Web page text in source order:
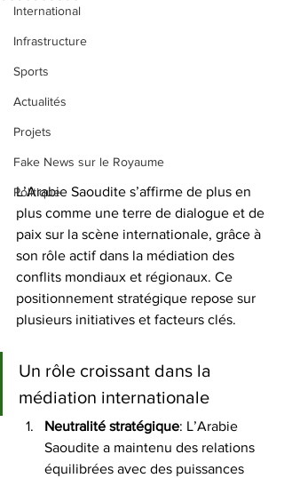
International
Infrastructure
Sports
Actualités
Projets
Fake News sur le Royaume
Politique
L’Arabie Saoudite s’affirme de plus en
plus comme une terre de dialogue et de
paix sur la scène internationale, grâce à
son rôle actif dans la médiation des
conflits mondiaux et régionaux. Ce
positionnement stratégique repose sur
plusieurs initiatives et facteurs clés.
Un rôle croissant dans la
médiation internationale
Neutralité stratégique: L’Arabie
Saoudite a maintenu des relations
équilibrées avec des puissances